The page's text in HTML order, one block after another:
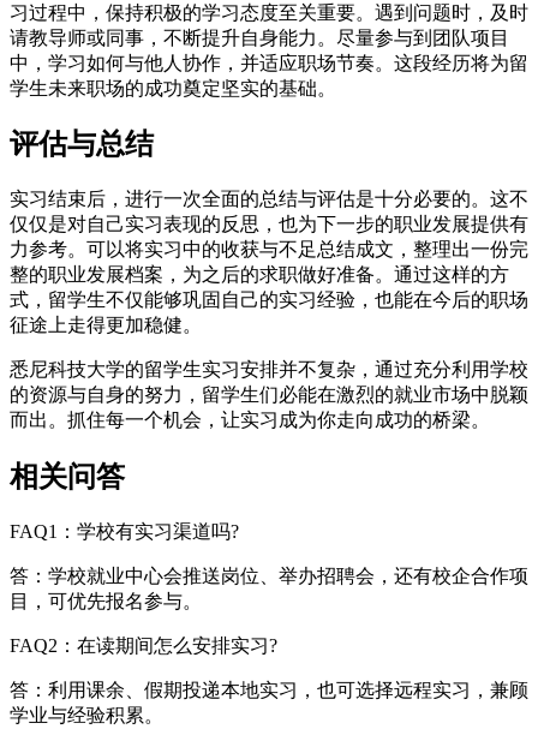
习过程中，保持积极的学习态度至关重要。遇到问题时，及时
请教导师或同事，不断提升自身能力。尽量参与到团队项目
中，学习如何与他人协作，并适应职场节奏。这段经历将为留
学生未来职场的成功奠定坚实的基础。
评估与总结
实习结束后，进行一次全面的总结与评估是十分必要的。这不
仅仅是对自己实习表现的反思，也为下一步的职业发展提供有
力参考。可以将实习中的收获与不足总结成文，整理出一份完
整的职业发展档案，为之后的求职做好准备。通过这样的方
式，留学生不仅能够巩固自己的实习经验，也能在今后的职场
征途上走得更加稳健。
悉尼科技大学的留学生实习安排并不复杂，通过充分利用学校
的资源与自身的努力，留学生们必能在激烈的就业市场中脱颖
而出。抓住每一个机会，让实习成为你走向成功的桥梁。
相关问答
FAQ1：学校有实习渠道吗?
答：学校就业中心会推送岗位、举办招聘会，还有校企合作项
目，可优先报名参与。
FAQ2：在读期间怎么安排实习?
答：利用课余、假期投递本地实习，也可选择远程实习，兼顾
学业与经验积累。